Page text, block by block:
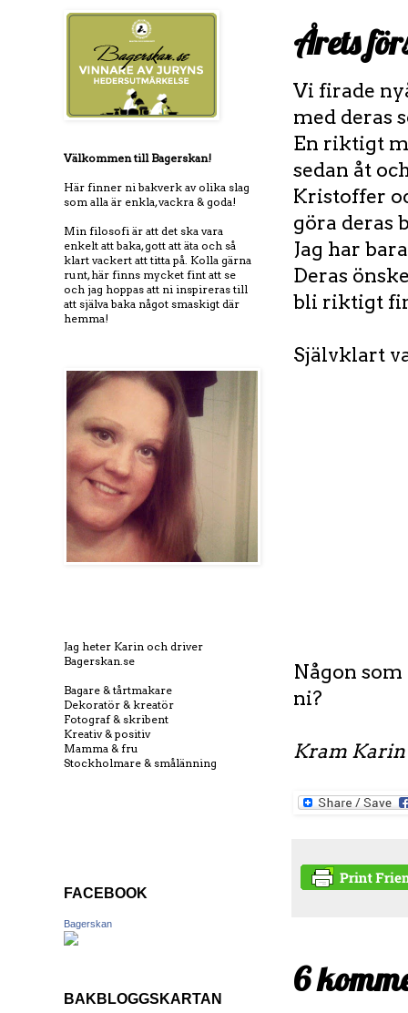
Årets
Vi firade
med deras
En riktigt
sedan åt
Kristoffer
göra deras
Jag har
Deras
bli riktigt
Självklart
Någon
ni?
Kram Karin
6
Välkommen till Bagerskan!
Här finner ni bakverk av olika slag
som alla är enkla, vackra & goda!
Min filosofi är att det ska vara
enkelt att baka, gott att äta och så
klart vackert att titta på. Kolla gärna
runt, här finns mycket fint att se
och jag hoppas att ni inspireras till
att själva baka något smaskigt där
hemma!
Jag heter Karin och driver
Bagerskan.se
Bagare & tårtmakare
Dekoratör & kreatör
Fotograf & skribent
Kreativ & positiv
Mamma & fru
Stockholmare & smålänning
FACEBOOK
Bagerskan
BAKBLOGGSKARTAN